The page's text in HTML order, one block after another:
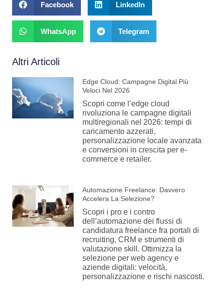
Facebook LinkedIn
WhatsApp Telegram
Altri Articoli
Edge Cloud: Campagne Digital Più
Veloci Nel 2026
Scopri come l’edge cloud
rivoluziona le campagne digitali
multiregionali nel 2026: tempi di
caricamento azzerati,
personalizzazione locale avanzata
e conversioni in crescita per e-
commerce e retailer.
Automazione Freelance: Davvero
Accelera La Selezione?
Scopri i pro e i contro
dell’automazione dei flussi di
candidatura freelance fra portali di
recruiting, CRM e strumenti di
valutazione skill. Ottimizza la
selezione per web agency e
aziende digitali: velocità,
personalizzazione e rischi nascosti.